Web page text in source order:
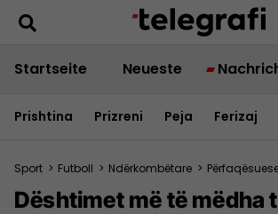
Startseite Neueste
Prishtina Prizreni Peja Ferizaj
Sport > Futboll > Ndërkombëtare >
Dështimet më të mëdha